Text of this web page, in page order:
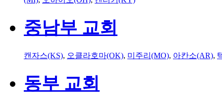
중남부 교회
캔자스(KS), 오클라호마(OK), 미주리(MO), 아칸소(AR),
동부 교회